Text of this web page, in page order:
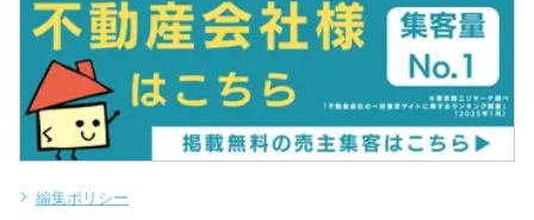
編集ポリシー